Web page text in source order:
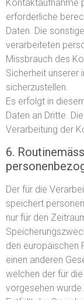
Kontaktaufnahme
erforderliche
Daten. Die
verarbeiteten
Missbrauch des
Sicherheit
sicherzustellen.
Es erfolgt in
Daten an Dritte.
Verarbeitung der
6.
Der für die
speichert
nur für den
den europäischen
einen anderen
welchen der für
vorgesehen wurde.